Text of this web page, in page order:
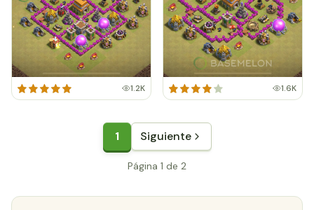
1.2K 1.6K
1 Siguiente
Página 1 de 2